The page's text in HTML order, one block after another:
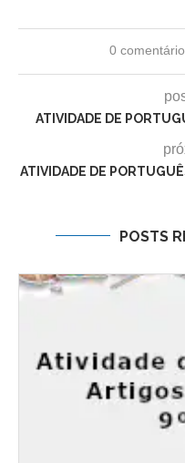
0
ATIVIDADE DE
ATIVIDADE DE
POSTS